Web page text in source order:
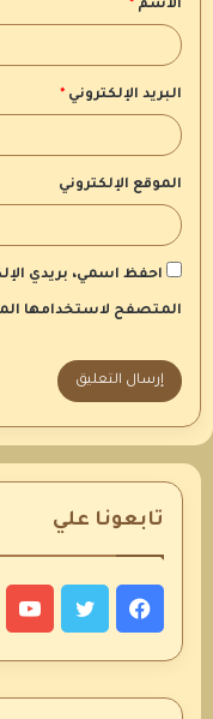
*الاسم *
البريد الإلكتروني *
الموقع الإلكتروني
احفظ اسمي، بريدي
المتصفح لاستخدامها
تابعونا علي
فيسبوكتويتر